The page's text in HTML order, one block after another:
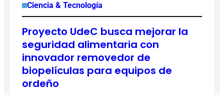
Ciencia & Tecnología
Proyecto UdeC busca mejorar la
seguridad alimentaria con
innovador removedor de
biopelículas para equipos de
ordeño